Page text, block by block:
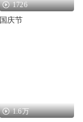
1726
国庆节
1.6万